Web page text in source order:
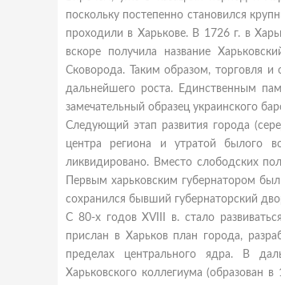
поскольку постепенно становился
проходили в Харькове. В 1726 г. в
вскоре получила название
Сковорода. Таким образом, торговля
дальнейшего роста. Единственным
замечательный образец украинского
Следующий этап развития города
центра региона и утратой былого
ликвидировано. Вместо слободских
Первым харьковским губернатором
сохранился бывший губернаторский
С 80-х годов ХVІІІ в. стало
прислан в Харьков план города,
пределах центрального ядра. В
Харьковского коллегиума (образован